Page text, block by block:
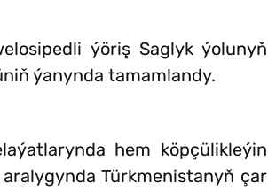
ýöriş Saglyk ýolunyň
ýanynda tamamlandy.
hem köpçülikleýin
Türkmenistanyň çar